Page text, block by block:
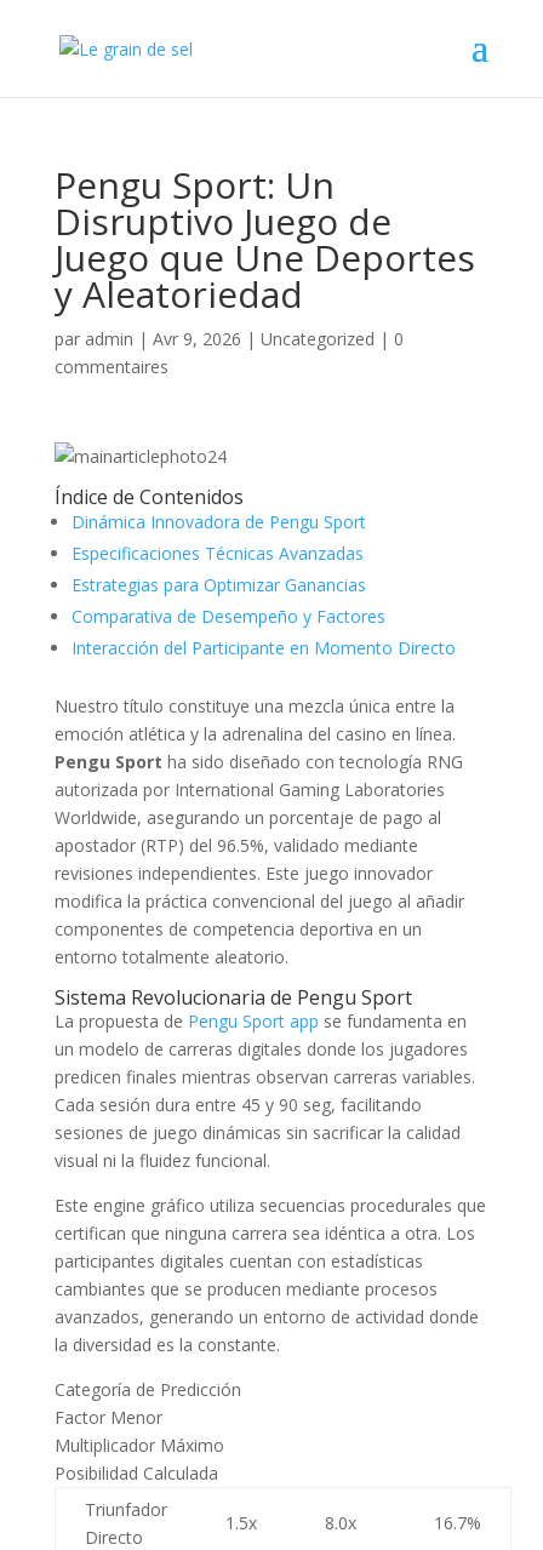
Pengu Sport: Un
Disruptivo Juego de
Juego que Une Deportes
y Aleatoriedad
par admin | Avr 9, 2026 | Uncategorized | 0
commentaires
Índice de Contenidos
Dinámica Innovadora de Pengu Sport
Especificaciones Técnicas Avanzadas
Estrategias para Optimizar Ganancias
Comparativa de Desempeño y Factores
Interacción del Participante en Momento Directo
Nuestro título constituye una mezcla única entre la
emoción atlética y la adrenalina del casino en línea.
Pengu Sport ha sido diseñado con tecnología RNG
autorizada por International Gaming Laboratories
Worldwide, asegurando un porcentaje de pago al
apostador (RTP) del 96.5%, validado mediante
revisiones independientes. Este juego innovador
modifica la práctica convencional del juego al añadir
componentes de competencia deportiva en un
entorno totalmente aleatorio.
Sistema Revolucionaria de Pengu Sport
La propuesta de Pengu Sport app se fundamenta en
un modelo de carreras digitales donde los jugadores
predicen finales mientras observan carreras variables.
Cada sesión dura entre 45 y 90 seg, facilitando
sesiones de juego dinámicas sin sacrificar la calidad
visual ni la fluidez funcional.
Este engine gráfico utiliza secuencias procedurales que
certifican que ninguna carrera sea idéntica a otra. Los
participantes digitales cuentan con estadísticas
cambiantes que se producen mediante procesos
avanzados, generando un entorno de actividad donde
la diversidad es la constante.
Categoría de Predicción
Factor Menor
Multiplicador Máximo
Posibilidad Calculada
Triunfador
Directo
1.5x 8.0x 16.7%